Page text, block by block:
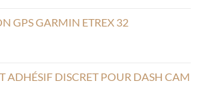
GPS GARMIN ETREX 32
ADHÉSIF DISCRET POUR DASH CAM